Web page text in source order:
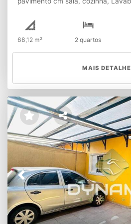
varanda e banho social
68,12 m² 2 quartos
MAIS
Previous